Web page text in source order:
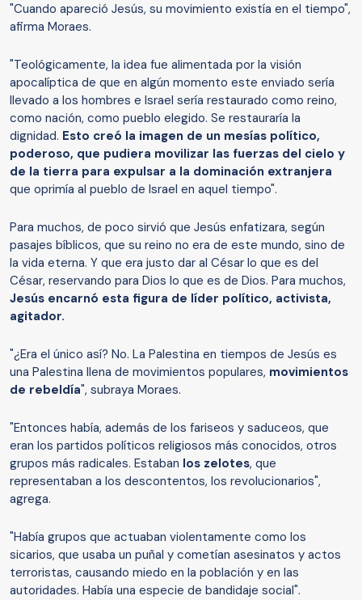
"Cuando apareció Jesús, su movimiento existía en el tiempo",
afirma Moraes.
"Teológicamente, la idea fue alimentada por la visión
apocalíptica de que en algún momento este enviado sería
llevado a los hombres e Israel sería restaurado como reino,
como nación, como pueblo elegido. Se restauraría la
dignidad. Esto creó la imagen de un mesías político,
poderoso, que pudiera movilizar las fuerzas del cielo y
de la tierra para expulsar a la dominación extranjera
que oprimía al pueblo de Israel en aquel tiempo".
Para muchos, de poco sirvió que Jesús enfatizara, según
pasajes bíblicos, que su reino no era de este mundo, sino de
la vida eterna. Y que era justo dar al César lo que es del
César, reservando para Dios lo que es de Dios. Para muchos,
Jesús encarnó esta figura de líder político, activista,
agitador.
"¿Era el único así? No. La Palestina en tiempos de Jesús es
una Palestina llena de movimientos populares, movimientos
de rebeldía", subraya Moraes.
"Entonces había, además de los fariseos y saduceos, que
eran los partidos políticos religiosos más conocidos, otros
grupos más radicales. Estaban los zelotes, que
representaban a los descontentos, los revolucionarios",
agrega.
"Había grupos que actuaban violentamente como los
sicarios, que usaba un puñal y cometían asesinatos y actos
terroristas, causando miedo en la población y en las
autoridades. Había una especie de bandidaje social".